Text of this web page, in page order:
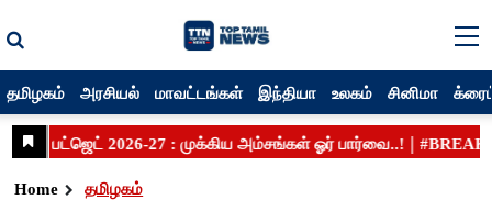
தமிழகம் அரசியல் மாவட்டங்கள் இந்தியா உலகம் சினிமா
Home தமிழகம்